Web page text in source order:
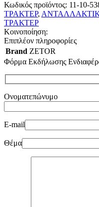
Κωδικός προϊόντος: 11-10-
ΤΡΑΚΤΕΡ,
ΤΡΑΚΤΕΡ
Κοινοποίηση:
Επιπλέον πληροφορίες
Brand ZETOR
Φόρμα Εκδήλωσης
Ονοματεπώνυμο
E-mail
Θέμα